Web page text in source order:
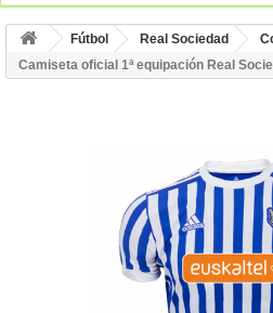
Fútbol Real Sociedad
Camiseta oficial 1ª equipación Real